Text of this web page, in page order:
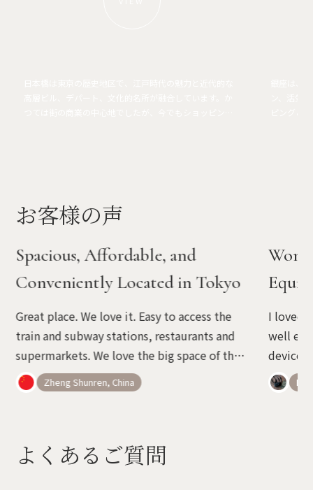
お客様の声
Spacious, Affordable, and
Conveniently Located in Tokyo
Great place. We love it. Easy to access the
train and subway stations, restaurants and
supermarkets. We love the big space of the
room. It is not easy to find rooms of such a
cozy space in Tokyo with the price.
Zheng Shunren, China
I loved
well
devices
advice
よくあるご質問